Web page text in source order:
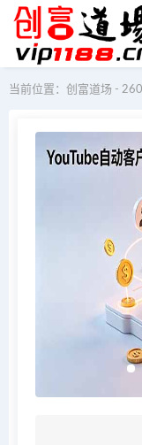
当前位置： 创富道场 -